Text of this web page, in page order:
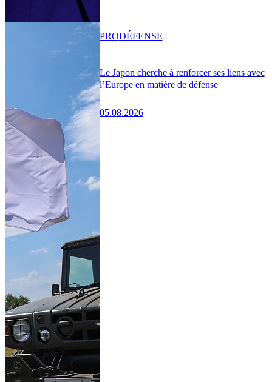
Le Japon cherche à renforcer ses liens avec
l’Europe en matière de défense
05.08.2026
PRODÉFENSE